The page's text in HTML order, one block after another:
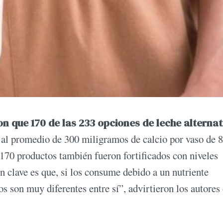
que 170 de las 233 opciones de leche
promedio de 300 miligramos de calcio por vaso de
productos también fueron fortificados con niveles
es que, si los consume debido a un nutriente
son muy diferentes entre sí”, advirtieron los autores